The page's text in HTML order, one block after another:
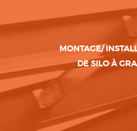
MONTAGE/
DE SILO À